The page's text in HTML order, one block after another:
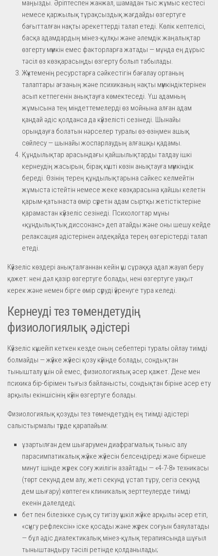
маңызды. Әріптеспен жанжал, шамадан тыс жұмыс кестесі
немесе қаржылық тұрақсыздық жағдайды өзгертуге
бағытталған нақты әрекеттерді талап етеді. Көлік кептелісі,
басқа адамдардың мінез-құлқы және әлемдік жаңалықтар
өзгерту мүмкін емес факторларға жатады — мұнда ең дұрыс
тәсіл өз көзқарасыңды өзгерту болып табылады.
Жүктеменің ресурстарға сәйкестігін бағалау ортаның
талаптары ағзаның және психиканың нақты мүмкіндіктерінен
асып кетпегенін анықтауға көмектеседі. Үш адамның
жұмысына тең міндеттемелерді өз мойнына алған адам
қандай әдіс қолданса да күйзелісті сезінеді. Шынайы
орындауға болатын нәрселер туралы өз-өзіңмен ашық
сөйлесу — шынайы жоспарлаудың алғашқы қадамы.
Құндылықтар арасындағы қайшылықтарды талдау ішкі
кернеудің жасырын, бірақ күшті көзін анықтауға мүмкіндік
береді. Өзінің терең құндылықтарына сәйкес келмейтін
жұмыста істейтін немесе жеке көзқарасына қайшы келетін
қарым-қатынаста өмір сүретін адам сыртқы жетістіктеріне
қарамастан күйзеліс сезінеді. Психологтар мұны
«құндылықтық диссонанс» деп атайды және оны шешу кейде
релаксация әдістерінен әлдеқайда терең өзгерістерді талап
етеді.
Күйзеліс көздері анықталғаннан кейін үш сұраққа адал жауап беру
қажет: нені дәл қазір өзгертуге болады, нені өзгертуге уақыт
керек және немен бірге өмір сүруді үйренуге тура келеді.
Кернеуді тез төмендетудің
физиологиялық әдістері
Күйзеліс күшейіп кеткен кезде оның себептері туралы ойлау тиімді
болмайды — жүйке жүйесі қозу күйінде болады, сондықтан
тынышталу үшін ой емес, физиологиялық әсер қажет. Дене мен
психика бір-бірімен тығыз байланысты, сондықтан біріне әсер ету
арқылы екіншісінің күйін өзгертуге болады.
Физиологиялық қозуды тез төмендетудің ең тиімді әдістері
салыстырмалы түрде қарапайым:
ұзартылған дем шығарумен диафрагмалық тыныс алу
парасимпатикалық жүйке жүйесін белсендіреді және бірнеше
минут ішінде жүрек соғу жиілігін азайтады — «4-7-8» техникасы
(төрт секунд дем алу, жеті секунд ұстап тұру, сегіз секунд
дем шығару) көптеген клиникалық зерттеулерде тиімді
екенін дәлелдеді;
бет пен білезікке суық су тигізу үшкіл жүйке арқылы әсер етіп,
«сүңгу рефлексін» іске қосады және жүрек соғуын баяулатады
— бұл әдіс диалектикалық мінез-құлық терапиясында шұғыл
тыныштандыру тәсілі ретінде қолданылады;